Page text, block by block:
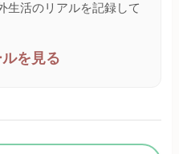
生活のリアルを記録して
を見る